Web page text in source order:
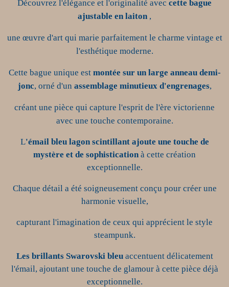
Découvrez l'élégance et l'originalité avec cette bague
ajustable en laiton ,
une œuvre d'art qui marie parfaitement le charme vintage et
l'esthétique moderne.
Cette bague unique est montée sur un large anneau demi-
jonc, orné d'un assemblage minutieux d'engrenages,
créant une pièce qui capture l'esprit de l'ère victorienne
avec une touche contemporaine.
L'émail bleu lagon scintillant ajoute une touche de
mystère et de sophistication à cette création
exceptionnelle.
Chaque détail a été soigneusement conçu pour créer une
harmonie visuelle,
capturant l'imagination de ceux qui apprécient le style
steampunk.
Les brillants Swarovski bleu accentuent délicatement
l'émail, ajoutant une touche de glamour à cette pièce déjà
exceptionnelle.